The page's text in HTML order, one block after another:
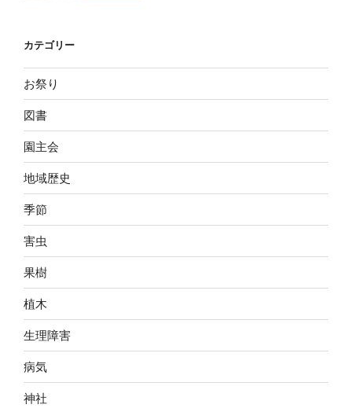
カテゴリー
お祭り
図書
園主会
地域歴史
季節
害虫
果樹
植木
生理障害
病気
神社